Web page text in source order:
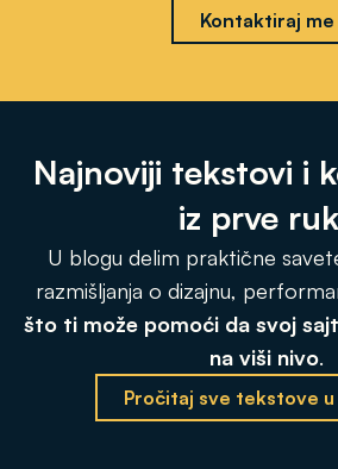
Kontaktiraj me
Najnoviji tekstovi i
iz prve
U blogu delim praktične
razmišljanja o dizajnu,
što ti može pomoći da svoj
na viši nivo.
Pročitaj sve tekstove u